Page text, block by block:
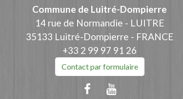
Commune de Luitré-Dompierre
14 rue de Normandie - LUITRE
35133 Luitré-Dompierre - FRANCE
+33 2 99 97 91 26
Contact par formulaire